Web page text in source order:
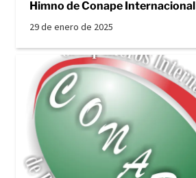
Himno de Conape Internacional
29 de enero de 2025